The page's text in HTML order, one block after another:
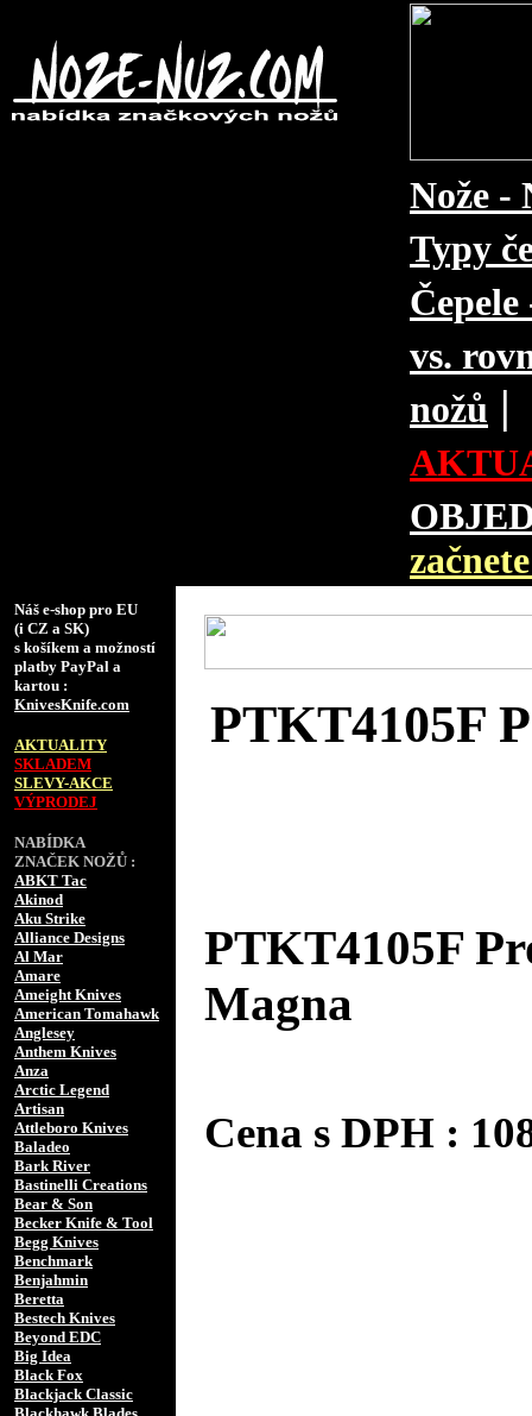
Nože -
Typy
vs.
nožů |
Náš e-shop pro EU
(i CZ a SK)
s košíkem a možností
platby PayPal a
kartou :
KnivesKnife.com
AKTUALITY
SKLADEM
SLEVY-AKCE
VÝPRODEJ
NABÍDKA
ZNAČEK NOŽŮ :
ABKT Tac
Akinod
Aku Strike
Alliance Designs
Al Mar
Amare
Ameight Knives
American Tomahawk
Anglesey
Anthem Knives
Anza
Arctic Legend
Artisan
Attleboro Knives
Baladeo
Bark River
Bastinelli Creations
Bear & Son
Becker Knife & Tool
Begg Knives
Benchmark
Benjahmin
Beretta
Bestech Knives
Beyond EDC
Big Idea
Black Fox
Blackjack Classic
PTKT4105F
PTKT4105F
Magna
Cena s DPH :